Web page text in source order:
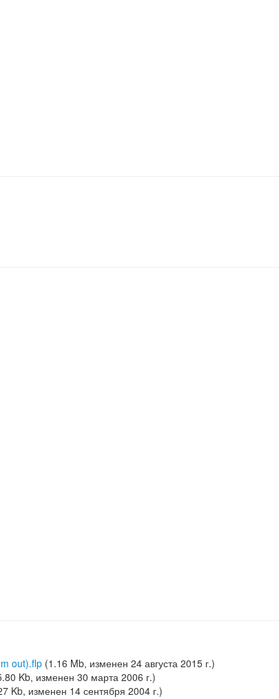
out).flp (1.16 Mb, изменен 24 августа 2015 г.)
Kb, изменен 30 марта 2006 г.)
Kb, изменен 14 сентября 2004 г.)